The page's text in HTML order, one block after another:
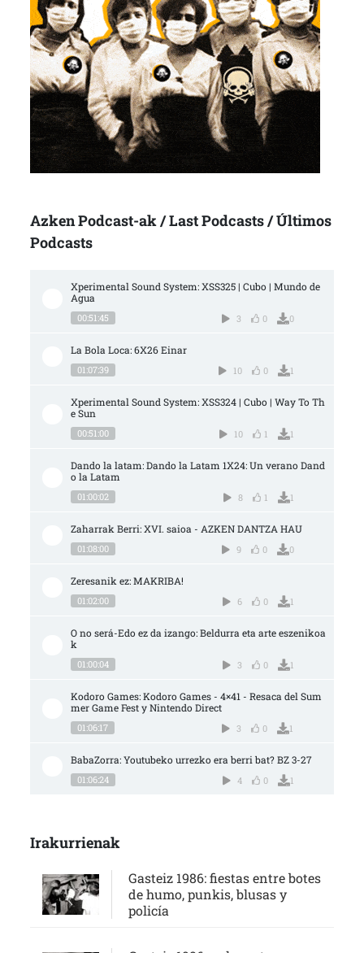
Azken Podcast-ak / Last Podcasts / Últimos
Podcasts
Xperimental Sound System: XSS325 | Cubo | Mundo de
Agua
00:51:45 3 0 0
La Bola Loca: 6X26 Einar
01:07:39 10 0 1
Xperimental Sound System: XSS324 | Cubo | Way To Th
e Sun
00:51:00 10 1 1
Dando la latam: Dando la Latam 1X24: Un verano Dand
o la Latam
01:00:02 8 1 1
Zaharrak Berri: XVI. saioa - AZKEN DANTZA HAU
01:08:00 9 0 0
Zeresanik ez: MAKRIBA!
01:02:00 6 0 1
O no será-Edo ez da izango: Beldurra eta arte eszenikoa
k
01:00:04 3 0 1
Kodoro Games: Kodoro Games - 4×41 - Resaca del Sum
mer Game Fest y Nintendo Direct
01:06:17 3 0 1
BabaZorra: Youtubeko urrezko era berri bat? BZ 3-27
01:06:24 4 0 1
Irakurrienak
Gasteiz 1986: fiestas entre botes
de humo, punkis, blusas y
policía